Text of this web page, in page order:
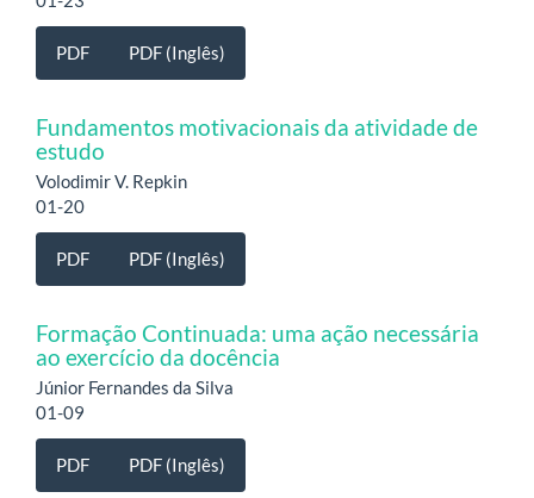
PDF PDF (Inglês)
Fundamentos motivacionais da atividade de
estudo
Volodimir V. Repkin
01-20
PDF PDF (Inglês)
Formação Continuada: uma ação necessária
ao exercício da docência
Júnior Fernandes da Silva
01-09
PDF PDF (Inglês)